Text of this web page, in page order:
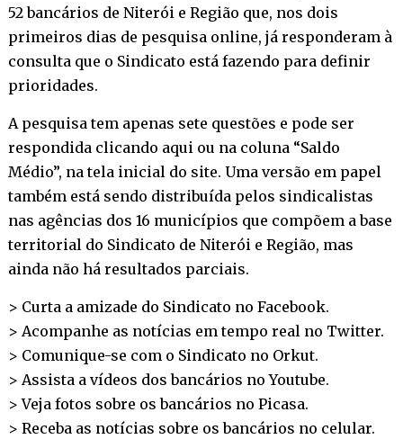
52 bancários de Niterói e Região que, nos dois
primeiros dias de pesquisa online, já responderam à
consulta que o Sindicato está fazendo para definir
prioridades.
A pesquisa tem apenas sete questões e pode ser
respondida clicando aqui ou na coluna “Saldo
Médio”, na tela inicial do site. Uma versão em papel
também está sendo distribuída pelos sindicalistas
nas agências dos 16 municípios que compõem a base
territorial do Sindicato de Niterói e Região, mas
ainda não há resultados parciais.
> Curta a amizade do Sindicato no Facebook.
> Acompanhe as notícias em tempo real no Twitter.
> Comunique-se com o Sindicato no Orkut.
> Assista a vídeos dos bancários noYoutube.
> Veja fotos sobre os bancários no Picasa.
> Receba as notícias sobre os bancários no celular.